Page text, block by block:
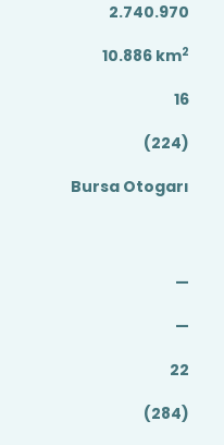
2.740.970
10.886 km2
16
(224)
Bursa Otogarı
—
—
22
(284)